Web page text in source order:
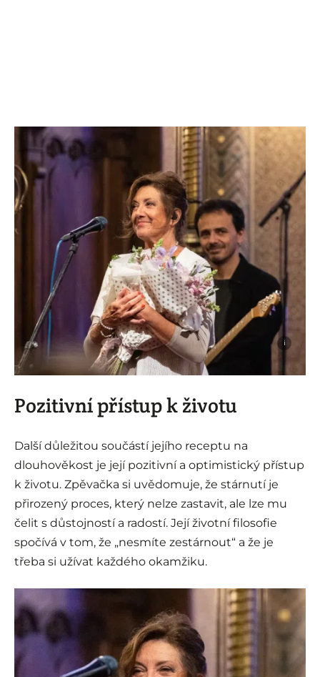
i
Pozitivní přístup k životu
Další důležitou součástí jejího receptu na
dlouhověkost je její pozitivní a optimistický přístup
k životu. Zpěvačka si uvědomuje, že stárnutí je
přirozený proces, který nelze zastavit, ale lze mu
čelit s důstojností a radostí. Její životní filosofie
spočívá v tom, že „nesmíte zestárnout“ a že je
třeba si užívat každého okamžiku.